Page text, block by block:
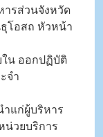
รส่วนจังหวัด
โอสถ หัวหน้า
น ออกปฏิบัติ
จำ
แก่ผู้บริหาร
น่วยบริการ